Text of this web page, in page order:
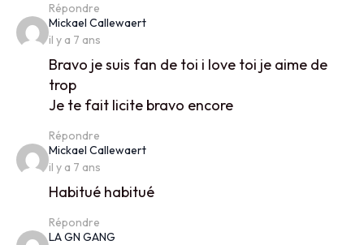
Répondre
Mickael Callewaertsays:
il y a 7 ans
Bravo je suis fan de toi i love toi je aime de
trop
Je te fait licite bravo encore
Répondre
Mickael Callewaertsays:
il y a 7 ans
Habitué habitué
Répondre
LA GN GANG